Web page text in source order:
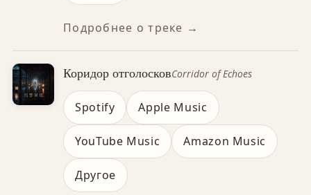
Подробнее о треке →
Коридор отголосковCorridor of Echoes
Spotify Apple Music
YouTube Music Amazon Music
Другое